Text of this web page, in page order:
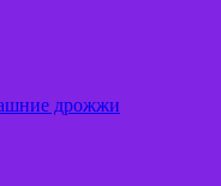
дрожжи